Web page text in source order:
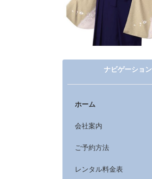
ナビゲーション
ホーム
会社案内
ご予約方法
レンタル料金表